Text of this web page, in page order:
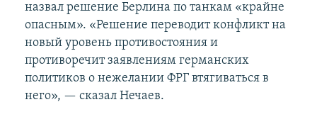
назвал решение Берлина по танкам «крайне
опасным». «Решение переводит конфликт на
новый уровень противостояния и
противоречит заявлениям германских
политиков о нежелании ФРГ втягиваться в
него», — сказал Нечаев.